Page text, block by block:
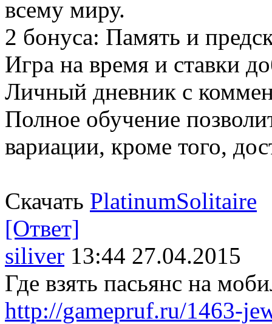
всему миру.
2 бонуса: Память и
Игра на время и ставки
Личный дневник с
Полное обучение
вариации, кроме того,
Скачать PlatinumSolitaire
[Ответ]
siliver 13:44 27.04.2015
Где взять пасьянс на
http://gamepruf.ru/1463-